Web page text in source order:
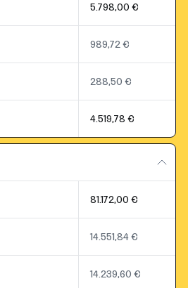
5.798,00 €
989,72 €
288,50 €
4.519,78 €
81.172,00 €
14.551,84 €
14.239,60 €